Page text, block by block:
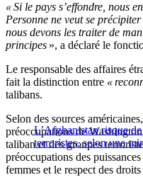
« Si le pays s’effondre, nous
Personne ne veut se
nous devons les traiter de
principes », a déclaré le
Le responsable des affaires
fait la distinction entre «
talibans.
L’Afghanistan risque
terroristes, selon une
Selon des sources
préoccupations de
taliban et des groupes
préoccupations des
femmes et le respect des